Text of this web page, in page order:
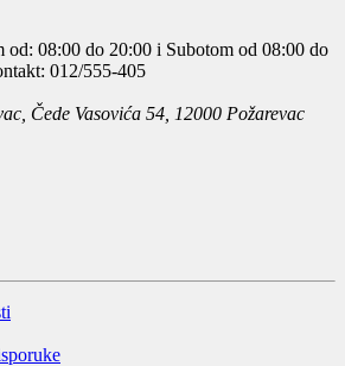
od: 08:00 do 20:00 i Subotom od 08:00 do
012/555-405
Čede Vasovića 54, 12000 Požarevac